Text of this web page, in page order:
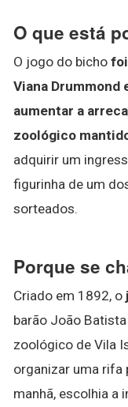
O que está
O jogo do bicho
Viana Drummond
aumentar a
zoológico
adquirir um
figurinha de um
sorteados.
Porque se
Criado em 1892, o
barão João
zoológico de Vila
organizar uma rifa
manhã, escolhia a